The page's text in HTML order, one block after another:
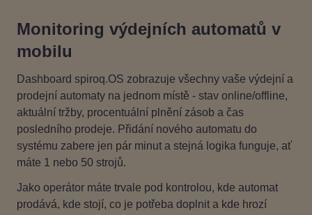
Monitoring výdejních automatů v
mobilu
Dashboard spiroq.OS zobrazuje všechny vaše výdejní a
prodejní automaty na jednom místě - stav online/offline,
aktuální tržby, procentuální plnění zásob a čas
posledního prodeje. Přidání nového automatu do
systému zabere jen pár minut a stejná logika funguje, ať
máte 1 nebo 50 strojů.
Jako operátor máte trvale pod kontrolou, kde automat
prodává, kde stojí, co je potřeba doplnit a kde hrozí